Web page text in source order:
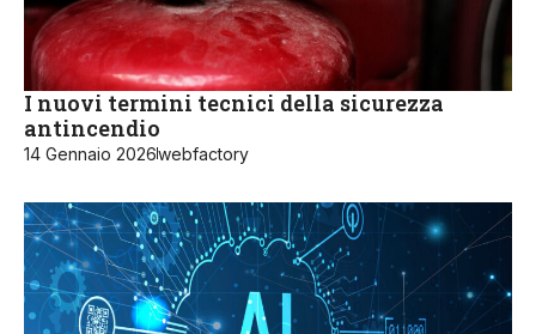
I nuovi termini tecnici della sicurezza
antincendio
14 Gennaio 2026webfactory